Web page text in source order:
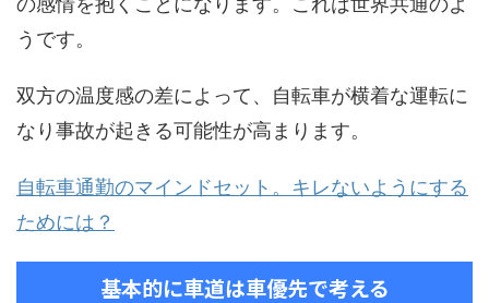
うです。
双方の温度感の差によって、自転車が横着な運転に
なり事故が起きる可能性が高まります。
自転車通勤のマインドセット。キレないようにする
ためには？
基本的に車道は車優先で考える